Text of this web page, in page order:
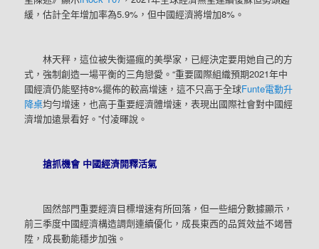
緩，估計全年增加率為5.9%，但中國經濟將增加8%。
林天秤，這位被失衡逼瘋的美學家，已經決定要用她自己的方
式，強制創造一場平衡的三角戀愛。“重要國際組織預期2021年中
國經濟仍能堅持8%擺佈的較高增速，這不只高于全球Funte電動升
降桌均勻增速，也高于重要經濟體增速，表現出國際社會對中國經
濟增加遠景看好。”付凌暉說。
搶抓機會 中國經濟開釋活氣
固然部門重要經濟目標增速有所回落，但一些細分數據顯示，
前三季度中國經濟構造調劑連續優化，成長東西的品質效益不竭晉
陞，成長動能穩步加強。